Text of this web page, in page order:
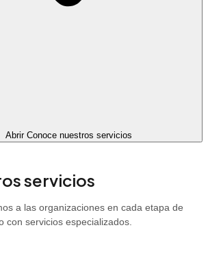
Abrir Conoce nuestros servicios
servicios
a las organizaciones en cada etapa de
con servicios especializados.